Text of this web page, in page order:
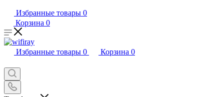
Избранные товары 0
Корзина 0
Избранные товары 0 Корзина 0